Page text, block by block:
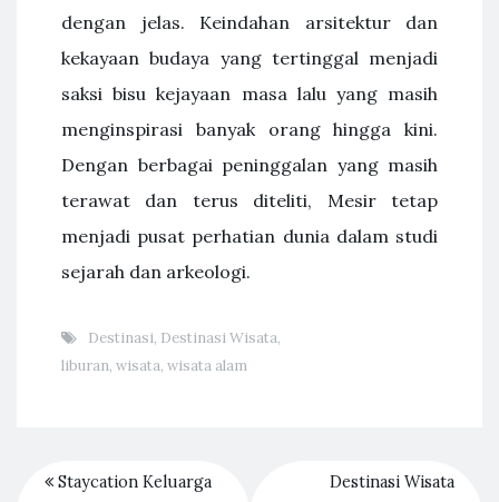
dengan jelas. Keindahan arsitektur dan
kekayaan budaya yang tertinggal menjadi
saksi bisu kejayaan masa lalu yang masih
menginspirasi banyak orang hingga kini.
Dengan berbagai peninggalan yang masih
terawat dan terus diteliti, Mesir tetap
menjadi pusat perhatian dunia dalam studi
sejarah dan arkeologi.
Destinasi, Destinasi Wisata,
liburan, wisata, wisata alam
Staycation Keluarga
Destinasi Wisata